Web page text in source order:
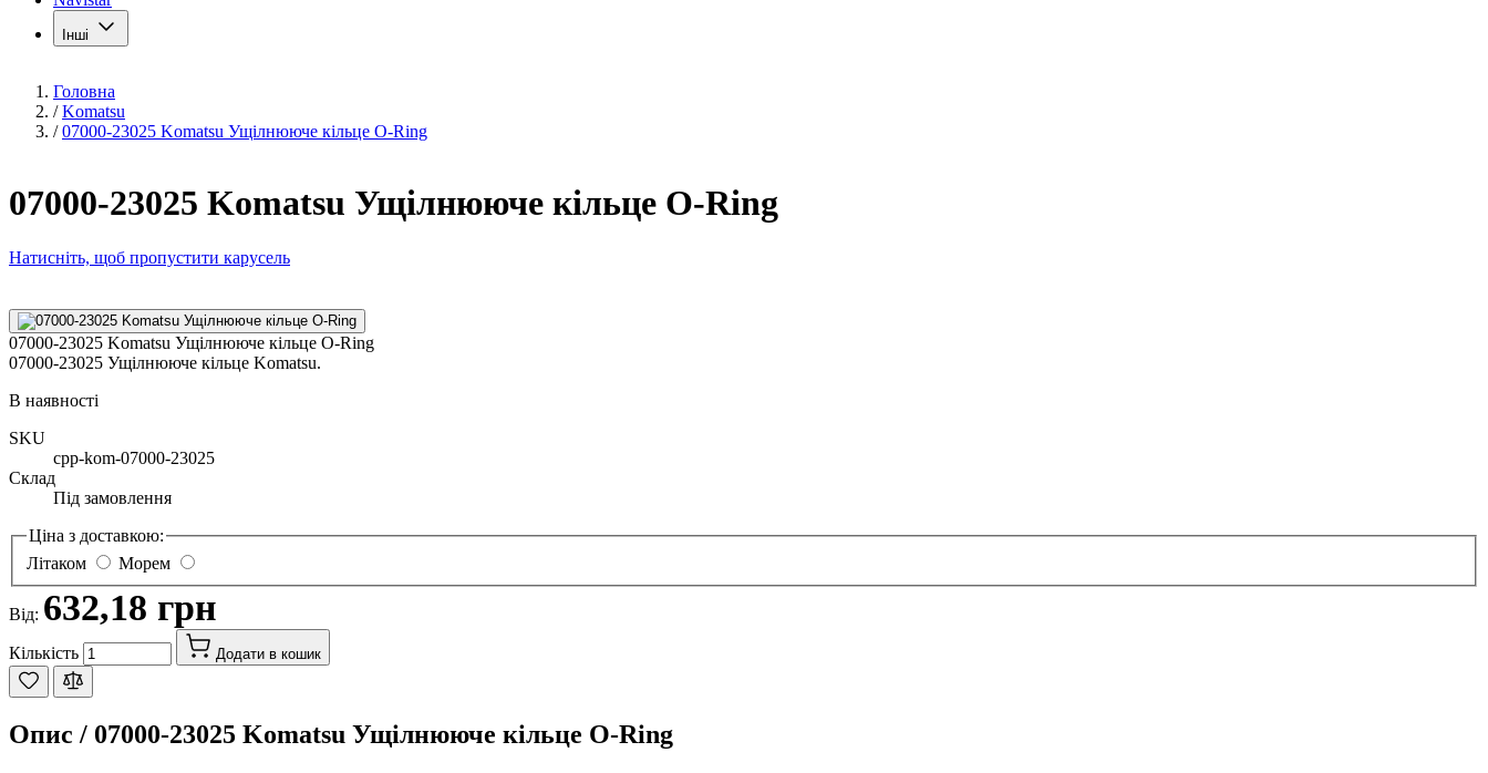
Інші
Головна
/ Komatsu
/ 07000-23025 Komatsu Ущілнююче кільце O-Ring
07000-23025 Komatsu Ущілнююче кільце O-Ring
Натисніть, щоб пропустити карусель
07000-23025 Komatsu Ущілнююче кільце O-Ring
07000-23025 Ущілнююче кільце Komatsu.
В наявності
SKU
cpp-kom-07000-23025
Склад
Під замовлення
Ціна з доставкою:
Літаком
Морем
Від: 632,18 грн
Кількість Додати в кошик
Опис / 07000-23025 Komatsu Ущілнююче кільце O-Ring